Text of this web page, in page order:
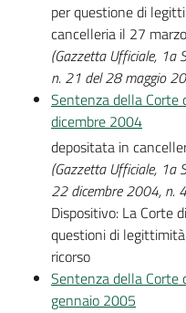
per questione di
cancelleria il 27
(Gazzetta Ufficiale, 1a
n. 21 del 28 maggio
Sentenza della
dicembre 2004
depositata in
(Gazzetta Ufficiale, 1a
22 dicembre 2004, n.
Dispositivo: La Corte
questioni di
ricorso
Sentenza della Corte
gennaio 2005